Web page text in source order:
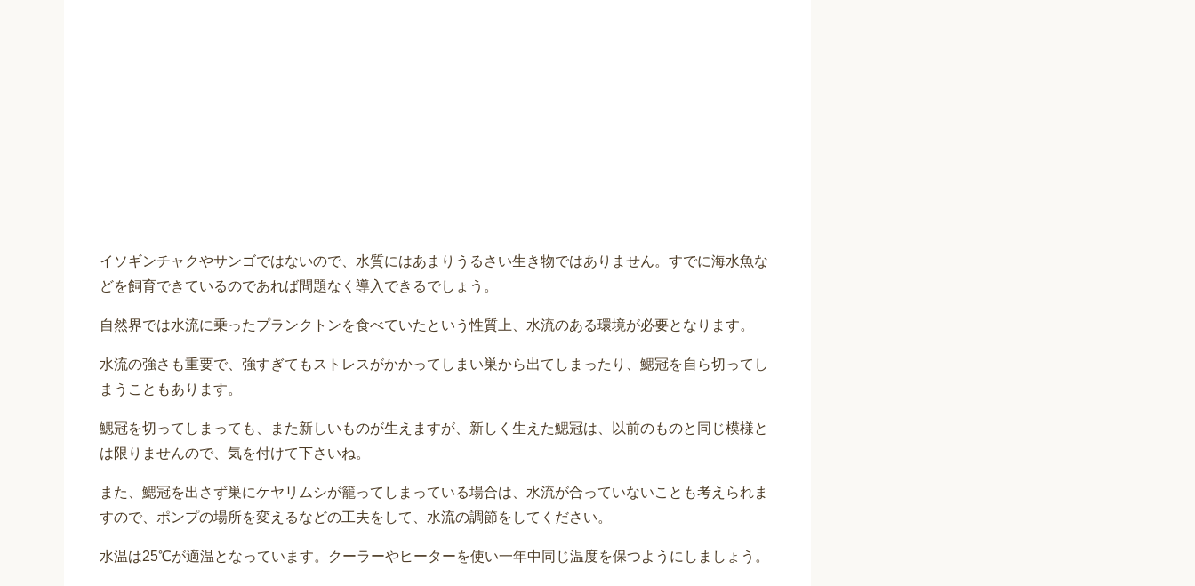
イソギンチャクやサンゴではないので、水質にはあまりうるさい生き物ではありません。すでに海水魚な
どを飼育できているのであれば問題なく導入できるでしょう。
自然界では水流に乗ったプランクトンを食べていたという性質上、水流のある環境が必要となります。
水流の強さも重要で、強すぎてもストレスがかかってしまい巣から出てしまったり、鰓冠を自ら切ってし
まうこともあります。
鰓冠を切ってしまっても、また新しいものが生えますが、新しく生えた鰓冠は、以前のものと同じ模様と
は限りませんので、気を付けて下さいね。
また、鰓冠を出さず巣にケヤリムシが籠ってしまっている場合は、水流が合っていないことも考えられま
すので、ポンプの場所を変えるなどの工夫をして、水流の調節をしてください。
水温は25℃が適温となっています。クーラーやヒーターを使い一年中同じ温度を保つようにしましょう。